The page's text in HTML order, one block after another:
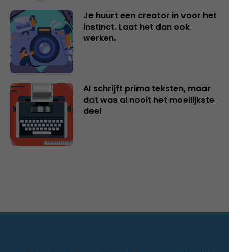
Je huurt een creator in voor het
instinct. Laat het dan ook
werken.
AI schrijft prima teksten, maar
dat was al nooit het moeilijkste
deel